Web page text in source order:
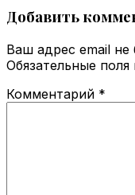
Добавить
Ваш адрес email не
Обязательные
Комментарий *